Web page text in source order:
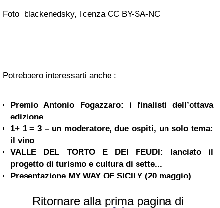
Foto blackenedsky, licenza CC BY-SA-NC
Potrebbero interessarti anche :
Premio Antonio Fogazzaro: i finalisti dell’ottava
edizione
1+ 1 = 3 – un moderatore, due ospiti, un solo tema:
il vino
VALLE DEL TORTO E DEI FEUDI: lanciato il
progetto di turismo e cultura di sette...
Presentazione MY WAY OF SICILY (20 maggio)
Ritornare alla prima pagina di